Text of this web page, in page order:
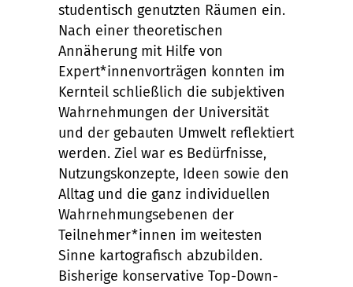
studentisch genutzten Räumen ein.
Nach einer theoretischen
Annäherung mit Hilfe von
Expert*innenvorträgen konnten im
Kernteil schließlich die subjektiven
Wahrnehmungen der Universität
und der gebauten Umwelt reflektiert
werden. Ziel war es Bedürfnisse,
Nutzungskonzepte, Ideen sowie den
Alltag und die ganz individuellen
Wahrnehmungsebenen der
Teilnehmer*innen im weitesten
Sinne kartografisch abzubilden.
Bisherige konservative Top-Down-